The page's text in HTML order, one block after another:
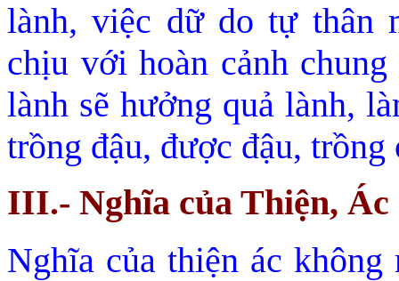
lành, việc dữ do tự thân
chịu với hoàn cảnh
lành sẽ hưởng quả lành,
trồng đậu, được đậu,
III.- Nghĩa của Thiện, Ác
Nghĩa của thiện ác